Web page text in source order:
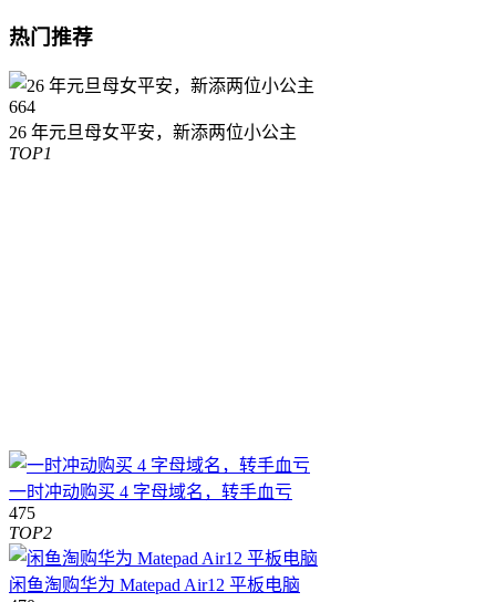
热门推荐
664
26 年元旦母女平安，新添两位小公主
TOP1
一时冲动购买 4 字母域名，转手血亏
475
TOP2
闲鱼淘购华为 Matepad Air12 平板电脑